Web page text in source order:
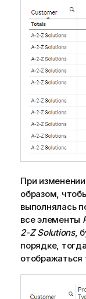
При
образом,
выполнялась
все элементы
2-Z Solutions,
порядке,